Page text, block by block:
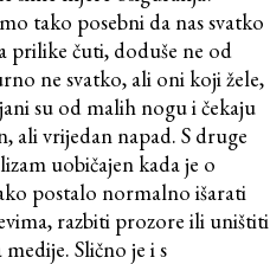
tako posebni da nas svatko
prilike čuti, doduše ne od
ne svatko, ali oni koji žele,
su od malih nogu i čekaju
ali vrijedan napad. S druge
uobičajen kada je o
postalo normalno išarati
razbiti prozore ili uništiti
Slično je i s